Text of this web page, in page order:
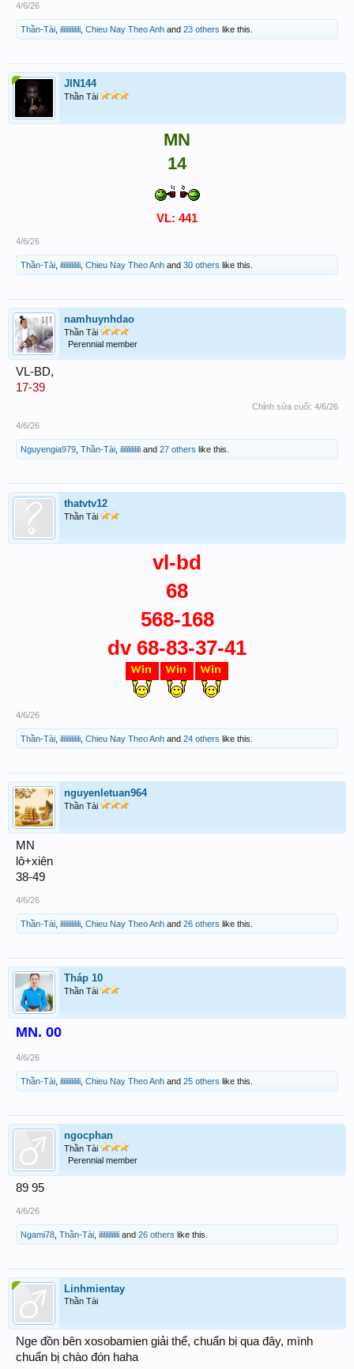
4/6/26
Thần-Tài ilililililili Chieu Nay Theo Anh and 23 others like this.
JIN144
Thần Tài
MN
14
VL: 441
4/6/26
Thần-Tài ilililililili Chieu Nay Theo Anh and 30 others like this.
namhuynhdao
Thần Tài
Perennial member
VL-BD,
17-39
Chỉnh sửa cuối: 4/6/26
4/6/26
Nguyengia979 Thần-Tài ilililililili and 27 others like this.
thatvtv12
Thần Tài
vl-bd
68
568-168
dv 68-83-37-41
4/6/26
Thần-Tài ilililililili Chieu Nay Theo Anh and 24 others like this.
nguyenletuan964
Thần Tài
MN
lô+xiên
38-49
4/6/26
Thần-Tài ilililililili Chieu Nay Theo Anh and 26 others like this.
Tháp 10
Thần Tài
MN. 00
4/6/26
Thần-Tài ilililililili Chieu Nay Theo Anh and 25 others like this.
ngocphan
Thần Tài
Perennial member
89 95
4/6/26
Ngami78 Thần-Tài ilililililili and 26 others like this.
Linhmientay
Thần Tài
Nge đồn bên xosobamien giải thể, chuẩn bị qua đây, mình
chuẩn bị chào đón haha